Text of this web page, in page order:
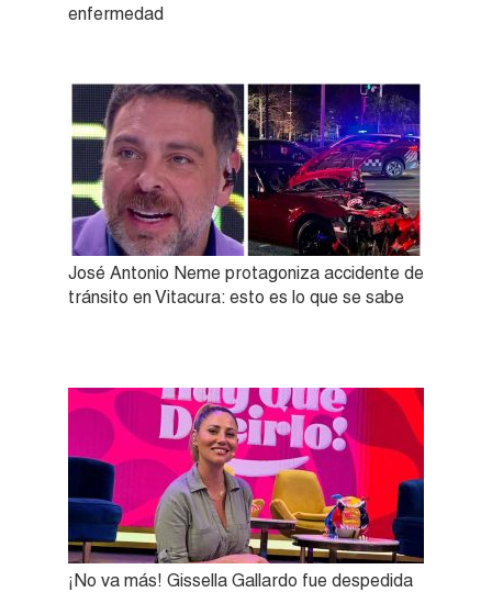
enfermedad
José Antonio Neme protagoniza accidente de
tránsito en Vitacura: esto es lo que se sabe
¡No va más! Gissella Gallardo fue despedida